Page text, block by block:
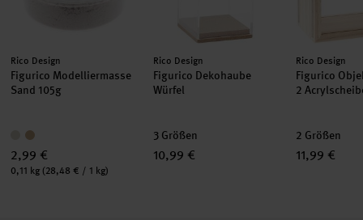
Hersteller:
Rico Design
Figurico Modelliermasse
Sand 105g
2,99 €
Inhalt:
0,11 kg (28,48 € / 1 kg)
Hersteller:
Rico Design
Figurico Dekohaube
Würfel
3 Größen
10,99 €
Hersteller:
Rico Design
Figurico
2
2 Größen
11,99 €